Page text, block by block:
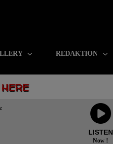
REDAKTION
LISTEN
Now !